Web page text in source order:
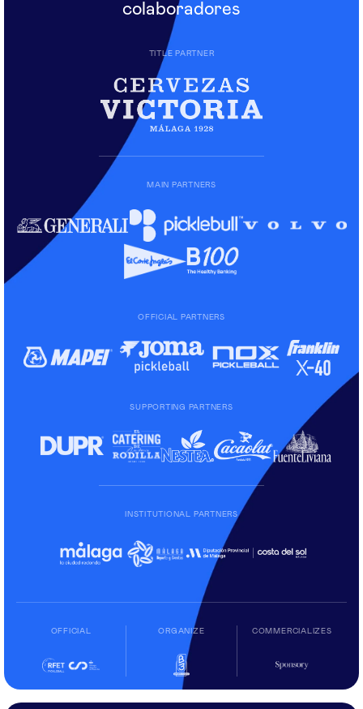
colaboradores
TITLE PARTNER
MAIN PARTNERS
OFFICIAL PARTNERS
SUPPORTING PARTNERS
INSTITUTIONAL PARTNERS
OFFICIAL ORGANIZE COMMERCIALIZES